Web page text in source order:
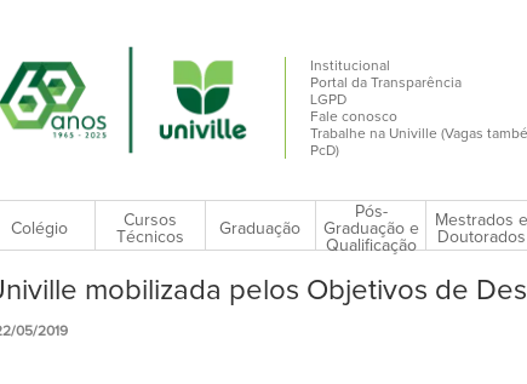
Institucional
Portal da Transparência
LGPD
Fale conosco
Trabalhe na Univille (Vagas
PcD)
Colégio
Cursos
Técnicos
Graduação
Pós-
Graduação e
Qualificação
Mestrados e
Doutorados
mobilizada pelos Objetivos de
05/2019